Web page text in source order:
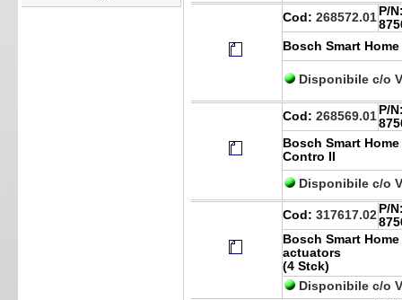
Cod: 268572.01 P/
Bosch Smart
Disponibile c/o
Cod: 268569.01 P/
Bosch Smart
Contro II
Disponibile c/o
Cod: 317617.02 P/
Bosch Smart
actuators
(4 Stck)
Disponibile c/o